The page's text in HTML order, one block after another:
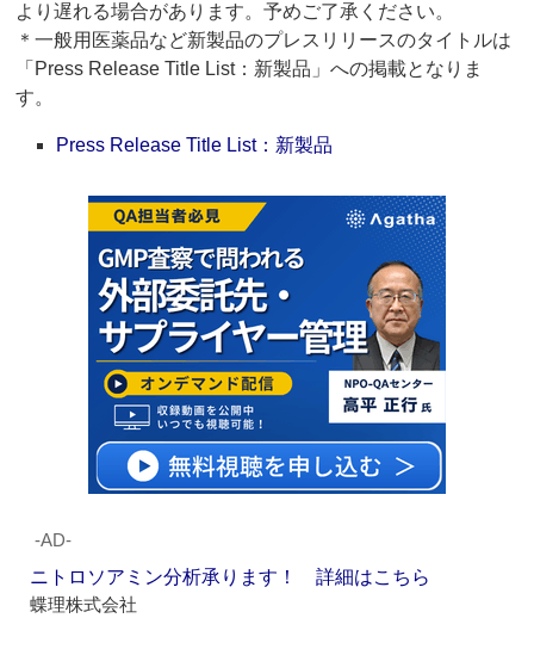
より遅れる場合があります。予めご了承ください。
＊一般用医薬品など新製品のプレスリリースのタイトルは
「Press Release Title List：新製品」への掲載となりま
す。
Press Release Title List：新製品
‐AD‐
ニトロソアミン分析承ります！ 詳細はこちら
蝶理株式会社